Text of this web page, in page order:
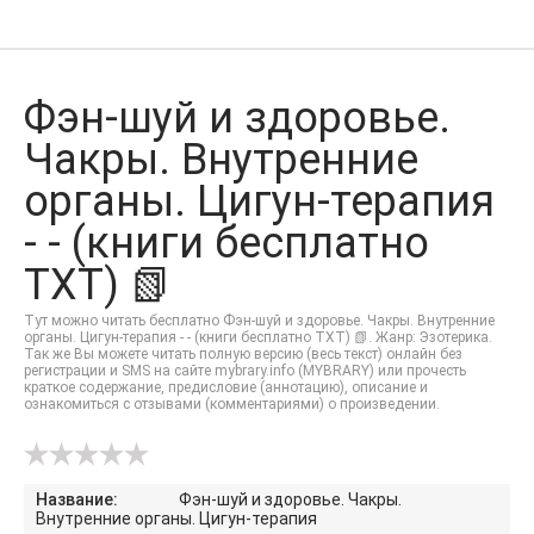
Фэн-шуй и здоровье.
Чакры. Внутренние
органы. Цигун-терапия
- - (книги бесплатно
TXT) 📗
Тут можно читать бесплатно Фэн-шуй и здоровье. Чакры. Внутренние
органы. Цигун-терапия - - (книги бесплатно TXT) 📗. Жанр: Эзотерика.
Так же Вы можете читать полную версию (весь текст) онлайн без
регистрации и SMS на сайте mybrary.info (MYBRARY) или прочесть
краткое содержание, предисловие (аннотацию), описание и
ознакомиться с отзывами (комментариями) о произведении.
Название:
Фэн-шуй и здоровье. Чакры.
Внутренние органы. Цигун-терапия